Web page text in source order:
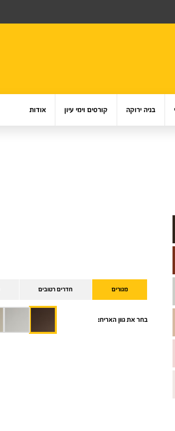
בניה ירוקה קורסים וימי עיון אודות
מגורים חדרים רטובים
בחר את גוון האריח: